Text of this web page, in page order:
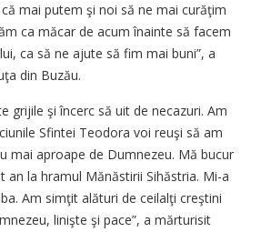
mai putem şi noi să ne mai curăţim
ca măcar de acum înainte să facem
ca să ne ajute să fim mai buni”, a
din Buzău.
grijile şi încerc să uit de necazuri. Am
Sfintei Teodora voi reuşi să am
mai aproape de Dumnezeu. Mă bucur
an la hramul Mănăstirii Sihăstria. Mi-a
Am simţit alături de ceilalţi creştini
linişte şi pace”, a mărturisit